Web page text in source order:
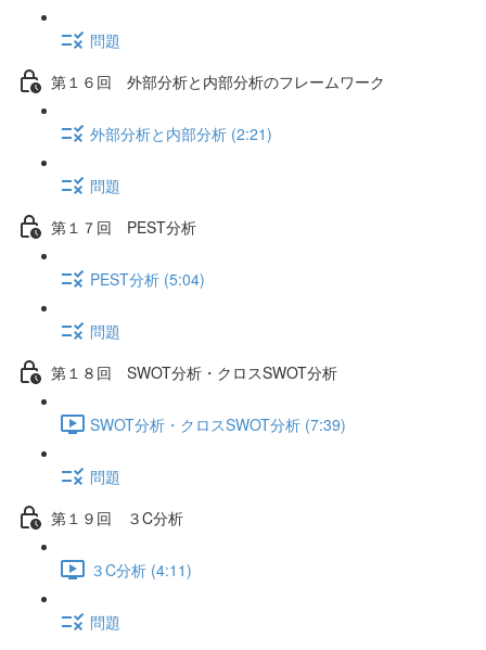
問題
第１６回 外部分析と内部分析のフレームワーク
外部分析と内部分析 (2:21)
問題
第１７回 PEST分析
PEST分析 (5:04)
問題
第１８回 SWOT分析・クロスSWOT分析
SWOT分析・クロスSWOT分析 (7:39)
問題
第１９回 ３C分析
３C分析 (4:11)
問題